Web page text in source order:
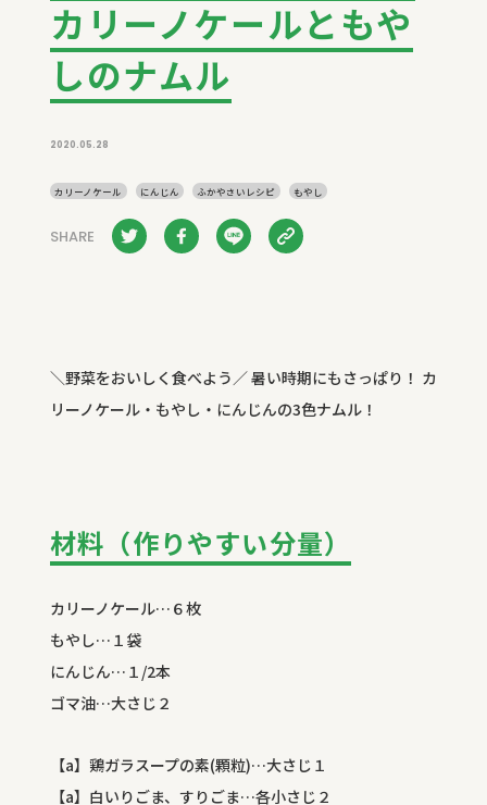
カリーノケールともや
しのナムル
2020.05.28
カリーノケール にんじん ふかやさいレシピ もやし
SHARE
＼野菜をおいしく食べよう／ 暑い時期にもさっぱり！ カ
リーノケール・もやし・にんじんの3色ナムル！
材料（作りやすい分量）
カリーノケール…６枚
もやし…１袋
にんじん…１/2本
ゴマ油…大さじ２
【a】鶏ガラスープの素(顆粒)…大さじ１
【a】白いりごま、すりごま…各小さじ２